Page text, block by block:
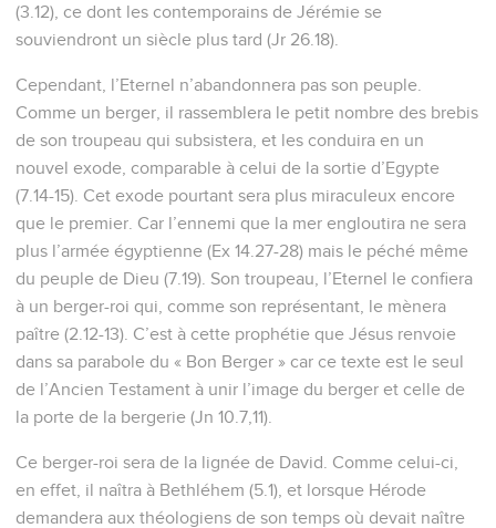
(3.12), ce dont les contemporains de Jérémie se
souviendront un siècle plus tard (Jr 26.18).
Cependant, l’Eternel n’abandonnera pas son peuple.
Comme un berger, il rassemblera le petit nombre des brebis
de son troupeau qui subsistera, et les conduira en un
nouvel exode, comparable à celui de la sortie d’Egypte
(7.14-15). Cet exode pourtant sera plus miraculeux encore
que le premier. Car l’ennemi que la mer engloutira ne sera
plus l’armée égyptienne (Ex 14.27-28) mais le péché même
du peuple de Dieu (7.19). Son troupeau, l’Eternel le confiera
à un berger-roi qui, comme son représentant, le mènera
paître (2.12-13). C’est à cette prophétie que Jésus renvoie
dans sa parabole du « Bon Berger » car ce texte est le seul
de l’Ancien Testament à unir l’image du berger et celle de
la porte de la bergerie (Jn 10.7,11).
Ce berger-roi sera de la lignée de David. Comme celui-ci,
en effet, il naîtra à Bethléhem (5.1), et lorsque Hérode
demandera aux théologiens de son temps où devait naître